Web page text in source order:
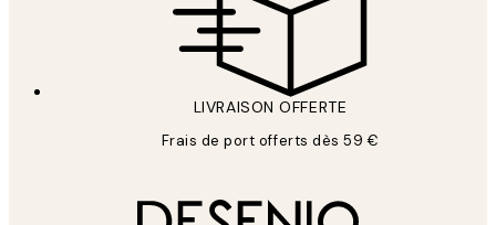
LIVRAISON OFFERTE
Frais de port offerts dès 59 €